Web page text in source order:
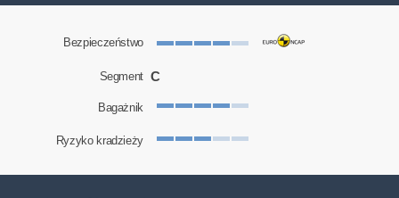
Bezpieczeństwo
Segment C
Bagażnik
Ryzyko kradzieży